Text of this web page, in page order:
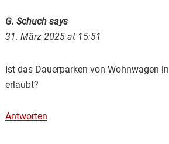
G. Schuch says
31. März 2025 at 15:51
Ist das Dauerparken von Wohnwagen
erlaubt?
Antworten